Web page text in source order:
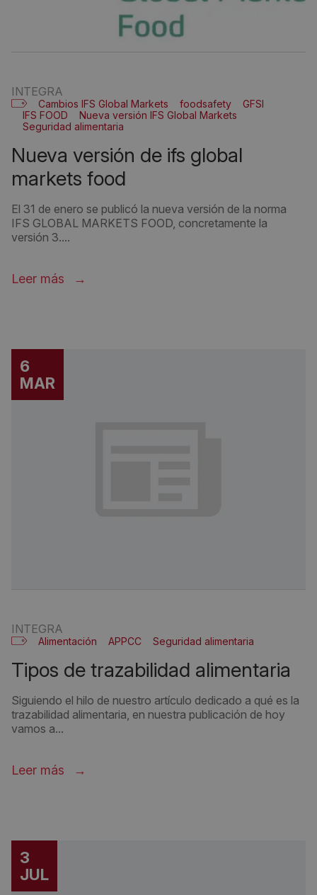
INTEGRA
Cambios IFS Global Markets foodsafety
GFSI
IFS FOOD
Nueva versión IFS Global Markets
Seguridad alimentaria
nueva versión de ifs global
markets food
El 31 de enero se publicó la nueva versión de la norma
IFS GLOBAL MARKETS FOOD, concretamente la
versión 3....
Leer más
6
MAR
INTEGRA
Alimentación APPCC Seguridad alimentaria
tipos de trazabilidad alimentaria
Siguiendo el hilo de nuestro artículo dedicado a qué es la
trazabilidad alimentaria, en nuestra publicación de hoy
vamos a...
Leer más
3
JUL